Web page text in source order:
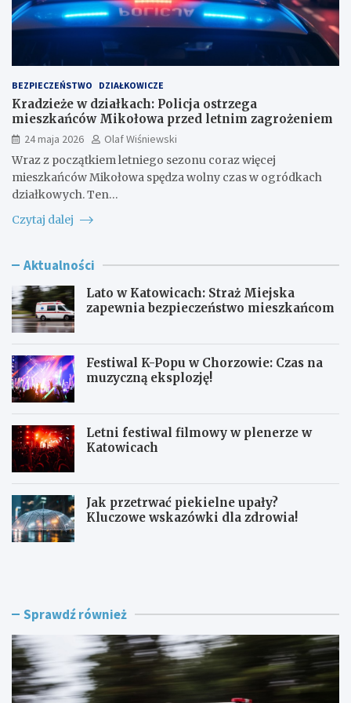
BEZPIECZEŃSTWO DZIAŁKOWICZE
Kradzieże w działkach: Policja ostrzega
mieszkańców Mikołowa przed letnim zagrożeniem
24 maja 2026
Olaf Wiśniewski
Wraz z początkiem letniego sezonu coraz więcej
mieszkańców Mikołowa spędza wolny czas w ogródkach
działkowych. Ten…
Czytaj dalej
Aktualności
Lato w Katowicach: Straż Miejska
zapewnia bezpieczeństwo mieszkańcom
Festiwal K-Popu w Chorzowie: Czas na
muzyczną eksplozję!
Letni festiwal filmowy w plenerze w
Katowicach
Jak przetrwać piekielne upały?
Kluczowe wskazówki dla zdrowia!
L
K
t
o
w
i
F
w
l
K
-
P
Sprawdź również